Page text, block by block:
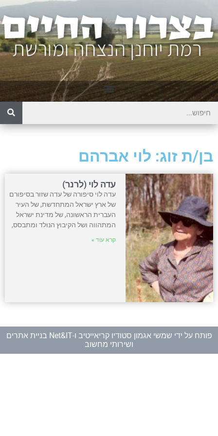
בן/ת זוג: לוי אברהם
עדה לוי (לרנר)
עדה לוי סיפורה של עדה שזור בסיפורם
של ארץ ישראל המתחדשת, של העיר
העברית הראשונה, של מדינת ישראל
המתהווה ושל הקיבוץ הנולד ומתבסס,
קרא עוד »
פותח על ידי שמשי אגמון סטודיו קריאייטיב ו-
Net&IT בניית אתרים
ושירותי מחשוב